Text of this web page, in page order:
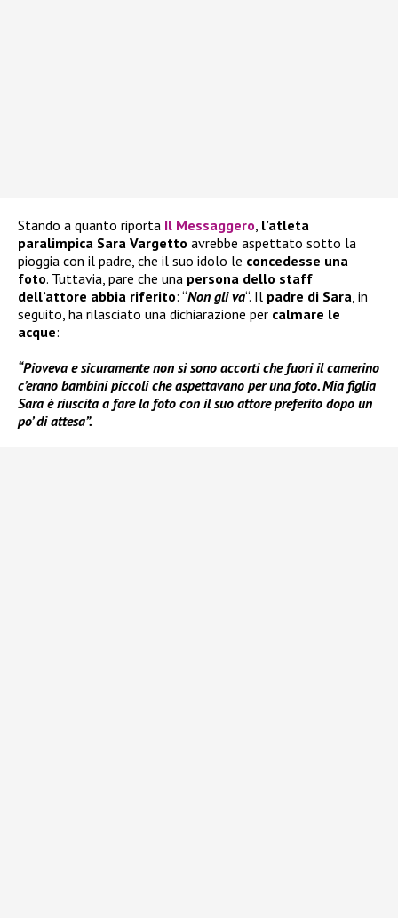
Stando a quanto riporta Il Messaggero, l’atleta
paralimpica Sara Vargetto avrebbe aspettato sotto la
pioggia con il padre, che il suo idolo le concedesse una
foto. Tuttavia, pare che una persona dello staff
dell’attore abbia riferito: “Non gli va“. Il padre di Sara, in
seguito, ha rilasciato una dichiarazione per calmare le
acque:
“Pioveva e sicuramente non si sono accorti che fuori il camerino
c’erano bambini piccoli che aspettavano per una foto. Mia figlia
Sara è riuscita a fare la foto con il suo attore preferito dopo un
po’ di attesa”.